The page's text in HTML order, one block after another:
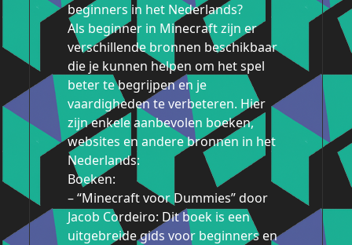
beginners in het Nederlands?
Als beginner in Minecraft zijn er
verschillende bronnen beschikbaar
die je kunnen helpen om het spel
beter te begrijpen en je
vaardigheden te verbeteren. Hier
zijn enkele aanbevolen boeken,
websites en andere bronnen in het
Nederlands:
Boeken:
– “Minecraft voor Dummies” door
Jacob Cordeiro: Dit boek is een
uitgebreide gids voor beginners en